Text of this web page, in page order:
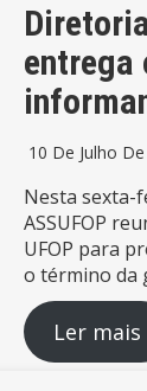
entrega
10 De Julho
Nesta sexta-
ASSUFOP
UFOP para
o término da
Ler mais